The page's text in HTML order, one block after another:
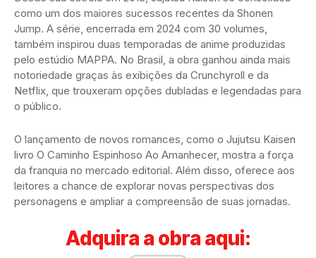
como um dos maiores sucessos recentes da Shonen
Jump. A série, encerrada em 2024 com 30 volumes,
também inspirou duas temporadas de anime produzidas
pelo estúdio MAPPA. No Brasil, a obra ganhou ainda mais
notoriedade graças às exibições da Crunchyroll e da
Netflix, que trouxeram opções dubladas e legendadas para
o público.
O lançamento de novos romances, como o Jujutsu Kaisen
livro O Caminho Espinhoso Ao Amanhecer, mostra a força
da franquia no mercado editorial. Além disso, oferece aos
leitores a chance de explorar novas perspectivas dos
personagens e ampliar a compreensão de suas jornadas.
Adquira a obra aqui: